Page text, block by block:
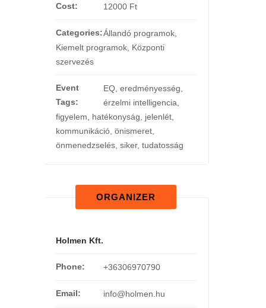
Cost: 12000 Ft
Categories:Állandó programok,
Kiemelt programok, Központi
szervezés
Event
Tags:
EQ, eredményesség
érzelmi intelligencia
figyelem
hatékonyság jelenlét,
kommunikáció, önismeret,
önmenedzselés, siker, tudatosság
ORGANIZER
Holmen Kft.
Phone: +36306970790
Email: info@holmen.hu